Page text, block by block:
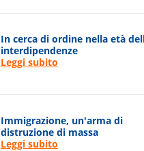
In cerca di ordine nella età
interdipendenze
Leggi subito
Immigrazione, un'arma di
distruzione di massa
Leggi subito